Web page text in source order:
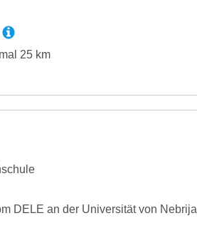
25 km
DELE an der Universität von Nebrija